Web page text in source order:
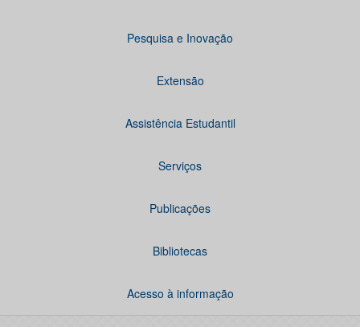
Pesquisa e Inovação
Extensão
Assistência Estudantil
Serviços
Publicações
Bibliotecas
Acesso à informação